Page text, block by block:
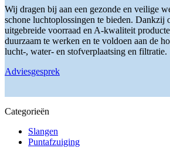
de
productpagina
kan
gekozen
worden
op
de
productpagina
Wij dragen bij aan een gezonde en veilige
schone luchtoplossingen te bieden. Dankzij
uitgebreide voorraad en A-kwaliteit
duurzaam te werken en te voldoen aan de
lucht-, water- en stofverplaatsing en filtratie.
Adviesgesprek
Categorieën
Slangen
Puntafzuiging